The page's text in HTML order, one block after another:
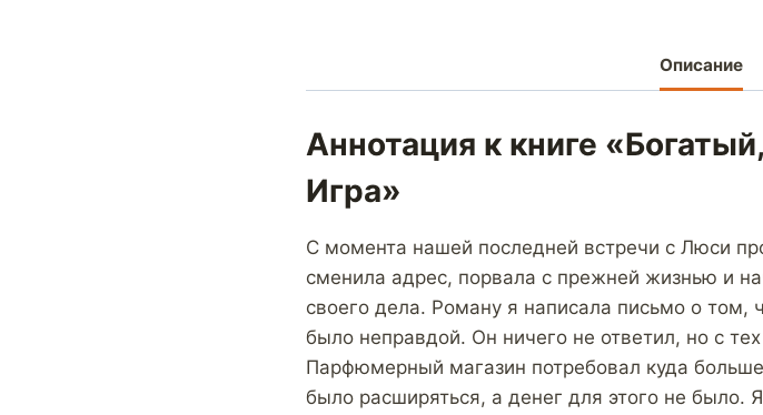
Описание
Аннотация к книге
Игра»
С момента нашей последней встречи с Люси
сменила адрес, порвала с прежней жизнью и
своего дела. Роману я написала письмо о том,
было неправдой. Он ничего не ответил, но с
Парфюмерный магазин потребовал куда
было расширяться, а денег для этого не было.